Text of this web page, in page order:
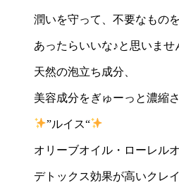
潤いを守って、不要なもの
あったらいいな♪と思いませ
天然の泡立ち成分、
美容成分をぎゅーっと濃縮
”ルイス“
オリーブオイル・ローレル
デトックス効果が高いクレ